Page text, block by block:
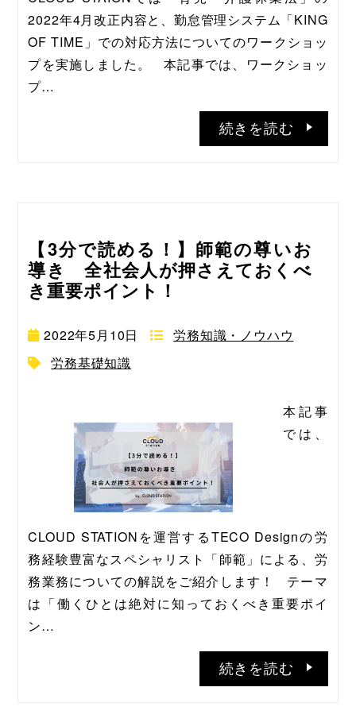
2022年4月改正内容と、勤怠管理システム「KING
OF TIME」での対応方法についてのワークショッ
プを実施しました。   本記事では、ワークショッ
プ…
続きを読む
【3分で読める！】師範の尊いお
導き 全社会人が押さえておくべ
き重要ポイント！
2022年5月10日
労務知識・ノウハウ
労務基礎知識
本記事
では、
CLOUD STATIONを運営するTECO Designの労
務経験豊富なスペシャリスト「師範」による、労
務業務についての解説をご紹介します！   テーマ
は「働くひとは絶対に知っておくべき重要ポイ
ン…
続きを読む